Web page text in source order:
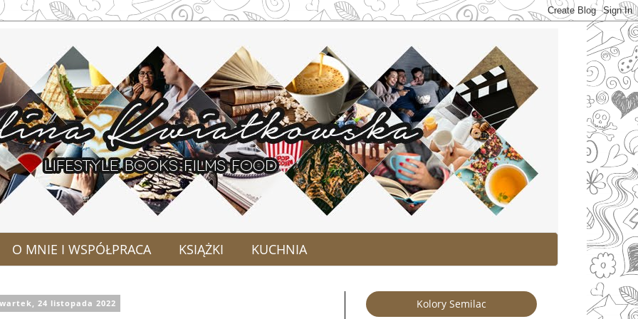
O MNIE I WSPÓŁPRACA KSIĄŻKI KUCHNIA
24 listopada 2022 Kolory Semilac